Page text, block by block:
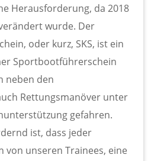
Herausforderung, da 2018
wurde. Der
oder kurz, SKS, ist ein
Sportbootführerschein
neben den
Rettungsmanöver unter
gefahren.
ist, dass jeder
von unseren Trainees, eine